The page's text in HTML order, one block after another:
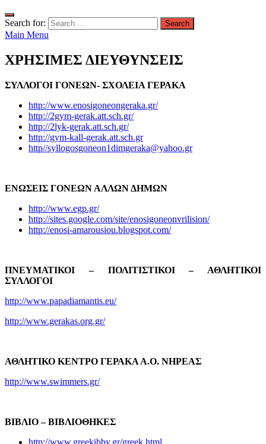
Search for:
Main Menu
ΧΡΗΣΙΜΕΣ ΔΙΕΥΘΥΝΣΕΙΣ
ΣΥΛΛΟΓΟΙ ΓΟΝΕΩΝ- ΣΧΟΛΕΙΑ ΓΕΡΑΚΑ
http://www.enosigoneongeraka.gr/
http://2gym-gerak.att.sch.gr/
http://2lyk-gerak.att.sch.gr/
http://gym-kall-gerak.att.sch.gr
http//syllogosgoneon1dimgeraka@yahoo.gr
ΕΝΩΣΕΙΣ ΓΟΝΕΩΝ ΑΛΛΩΝ ΔΗΜΩΝ
http://www.egp.gr/
http://sites.google.com/site/enosigoneonvrilision/
http://enosi-amarousiou.blogspot.com/
ΠΝΕΥΜΑΤΙΚΟΙ – ΠΟΛΙΤΙΣΤΙΚΟΙ – ΑΘΛΗΤΙΚΟΙ
ΣΥΛΛΟΓΟΙ
http://www.papadiamantis.eu/
http://www.gerakas.org.gr/
ΑΘΛΗΤΙΚΟ ΚΕΝΤΡΟ ΓΕΡΑΚΑ Α.Ο. ΝΗΡΕΑΣ
http://www.swimmers.gr/
ΒΙΒΛΙΟ – ΒΙΒΛΙΟΘΗΚΕΣ
http://www.greekibby.gr/greek.html